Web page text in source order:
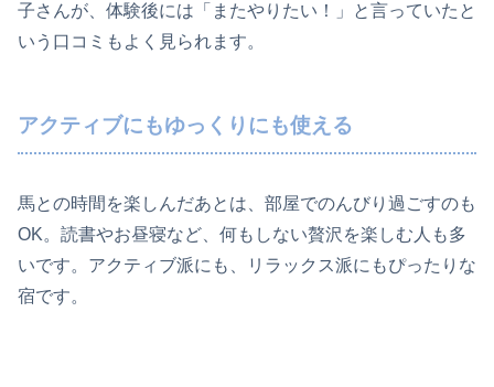
子さんが、体験後には「またやりたい！」と言っていたと
いう口コミもよく見られます。
アクティブにもゆっくりにも使える
馬との時間を楽しんだあとは、部屋でのんびり過ごすのも
OK。読書やお昼寝など、何もしない贅沢を楽しむ人も多
いです。アクティブ派にも、リラックス派にもぴったりな
宿です。